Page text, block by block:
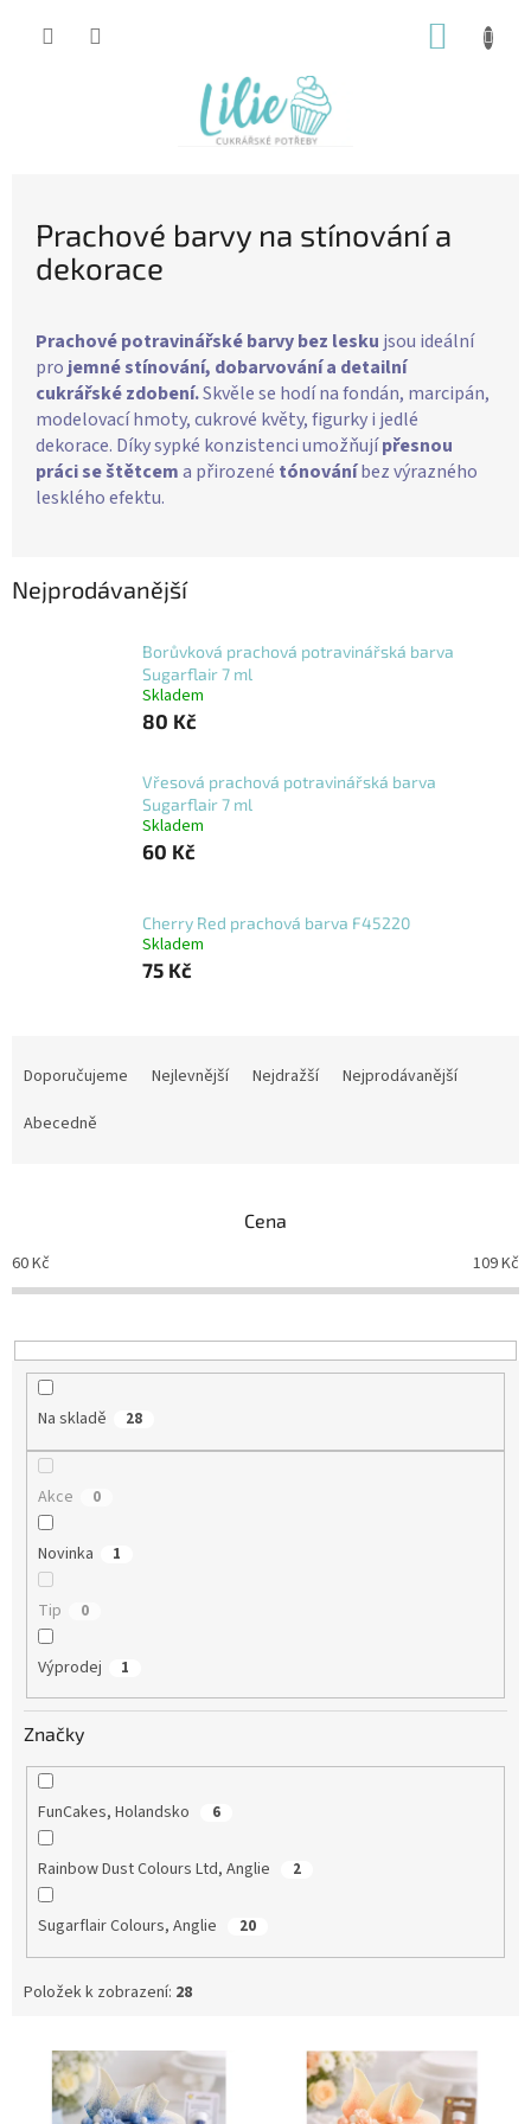
Prachové barvy na stínování a
dekorace
Prachové potravinářské barvy bez lesku jsou ideální
pro jemné stínování, dobarvování a detailní
cukrářské zdobení.Skvěle se hodí na fondán, marcipán,
modelovací hmoty, cukrové květy, figurky i jedlé
dekorace. Díky sypké konzistenci umožňujípřesnou
práci se štětcema přirozené tónováníbez výrazného
lesklého efektu.
Nejprodávanější
Borůvková prachová potravinářská barva
Sugarflair 7 ml
Skladem
80 Kč
Vřesová prachová potravinářská barva
Sugarflair 7 ml
Skladem
60 Kč
Cherry Red prachová barva F45220
Skladem
75 Kč
o
d
k
t
Doporučujeme Nejlevnější Nejdražší
Nejprodávanější
Abecedně
Cena
60Kč 109Kč
Na skladě 28
Akce 0
Novinka 1
Tip 0
Výprodej 1
Značky
FunCakes, Holandsko 6
Rainbow Dust Colours Ltd, Anglie 2
Sugarflair Colours, Anglie 20
Položek k zobrazení: 28